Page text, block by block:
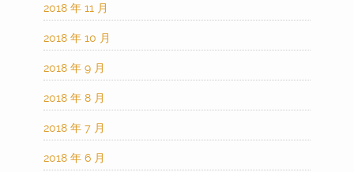
2018 年 11 月
2018 年 10 月
2018 年 9 月
2018 年 8 月
2018 年 7 月
2018 年 6 月